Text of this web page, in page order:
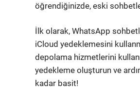
öğrendiğinizde, eski
İlk olarak, WhatsApp
iCloud yedeklemesini
depolama hizmetlerini
yedekleme oluşturun ve
kadar basit!